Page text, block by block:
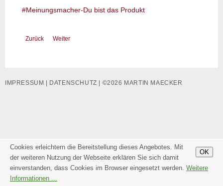
#Meinungsmacher-Du bist das Produkt
Zurück Weiter
IMPRESSUM DATENSCHUTZ | ©2026 MARTIN MAECKER
OK
Cookies erleichtern die Bereitstellung dieses Angebotes. Mit
der weiteren Nutzung der Webseite erklären Sie sich damit
einverstanden, dass Cookies im Browser eingesetzt werden. Weitere
Informationen ...